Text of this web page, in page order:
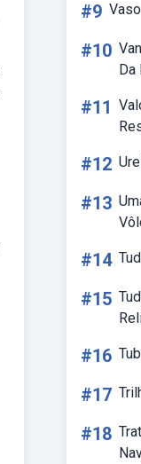
#9
#10
Da
#11
#12
#13
#14
#15
#16
#17
#18